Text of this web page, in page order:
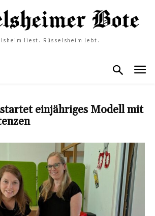
liest. Rüsselsheim lebt.
startet einjähriges Modell mit